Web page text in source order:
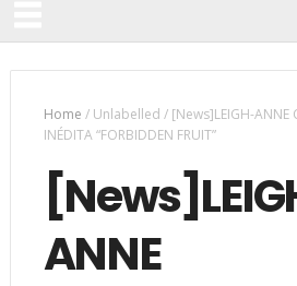
Home /Unlabelled / [News]LEIGH-ANNE
INÉDITA “FORBIDDEN FRUIT”
ANNE